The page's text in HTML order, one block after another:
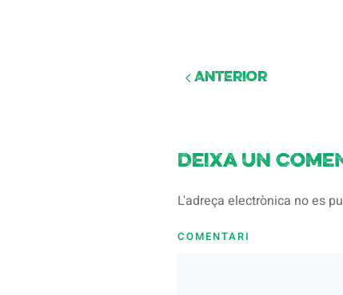
Anterior
Deixa un
L'adreça electrònica no es
COMENTARI